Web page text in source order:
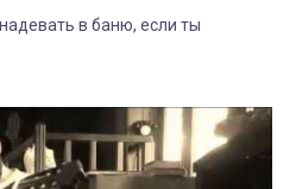
в баню, если ты